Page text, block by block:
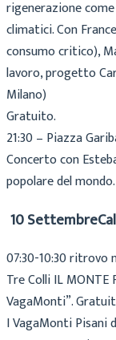
rigenerazione
climatici. Con
consumo critico),
lavoro, progetto
Milano)
Gratuito.
21:30 – Piazza
Concerto con
popolare del
10
07:30-10:30 ritrovo
Tre Colli IL MONTE
VagaMonti”.
I VagaMonti Pisani